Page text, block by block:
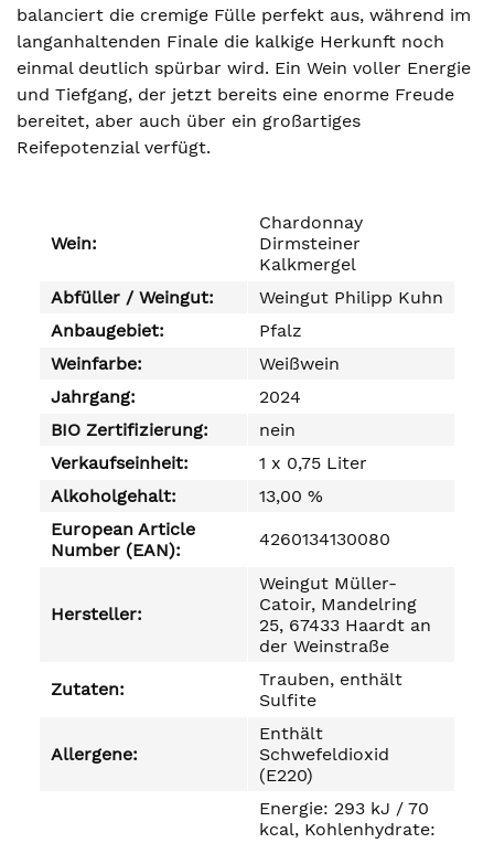
balanciert die cremige Fülle perfekt aus, während im
langanhaltenden Finale die kalkige Herkunft noch
einmal deutlich spürbar wird. Ein Wein voller Energie
und Tiefgang, der jetzt bereits eine enorme Freude
bereitet, aber auch über ein großartiges
Reifepotenzial verfügt.
Wein:
Chardonnay
Dirmsteiner
Kalkmergel
Abfüller / Weingut:
Weingut Philipp Kuhn
Anbaugebiet:
Pfalz
Weinfarbe:
Weißwein
Jahrgang:
2024
BIO Zertifizierung:
nein
Verkaufseinheit:
1 x 0,75 Liter
Alkoholgehalt:
13,00 %
European Article
Number (EAN):
4260134130080
Hersteller:
Weingut Müller-
Catoir, Mandelring
25, 67433 Haardt an
der Weinstraße
Zutaten:
Trauben, enthält
Sulfite
Allergene:
Enthält
Schwefeldioxid
(E220)
Energie: 293 kJ / 70
kcal, Kohlenhydrate: